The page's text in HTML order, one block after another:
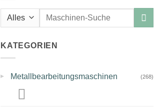
Suche
KATEGORIEN
▸ Metallbearbeitungsmaschinen (268)